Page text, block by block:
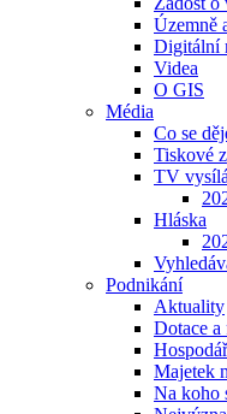
Územně
Digitální
Videa
O GIS
Média
Co se
Tiskové
TV
Hláska
Podnikání
Aktuality
Dotace
Majetek
Na koho